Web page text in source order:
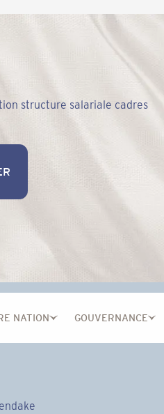
structure salariale cadres
NATION GOUVERNANCE